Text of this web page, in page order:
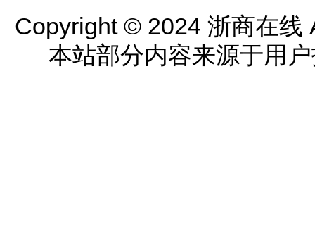
Copyright © 2024 浙商在线
本站部分内容来源于用